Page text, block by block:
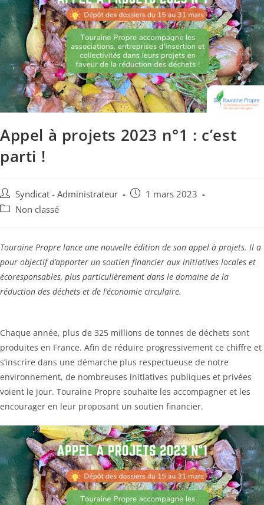
Appel à projets 2023 n°1 : c’est
parti !
Auteur/autrice
de
Syndicat - Administrateur
Publication
1 mars 2023
Post Non classé
Touraine Propre lance une nouvelle édition de son appel à projets. Il a
pour objectif d’apporter un soutien financier aux initiatives locales et
écoresponsables, plus particulièrement dans le domaine de la
réduction des déchets et de l’économie circulaire.
Chaque année, plus de 325 millions de tonnes de déchets sont
produites en France. Afin de réduire progressivement ce chiffre et
s’inscrire dans une démarche plus respectueuse de notre
environnement, de nombreuses initiatives publiques et privées
voient le jour. Touraine Propre souhaite les accompagner et les
encourager en leur proposant un soutien financier.